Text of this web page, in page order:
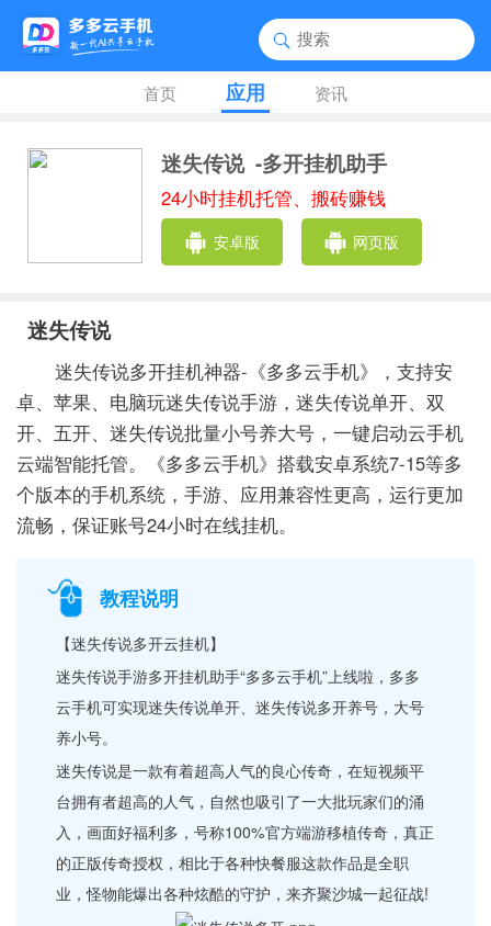
首页 应用 资讯
迷失传说 -多开挂机助手
24小时挂机托管、搬砖赚钱
安卓版 网页版
迷失传说
迷失传说多开挂机神器-《多多云手机》，支持安
卓、苹果、电脑玩迷失传说手游，迷失传说单开、双
开、五开、迷失传说批量小号养大号，一键启动云手机
云端智能托管。《多多云手机》搭载安卓系统7-15等多
个版本的手机系统，手游、应用兼容性更高，运行更加
流畅，保证账号24小时在线挂机。
教程说明
【迷失传说多开云挂机】
迷失传说手游多开挂机助手“多多云手机”上线啦，多多
云手机可实现迷失传说单开、迷失传说多开养号，大号
养小号。
迷失传说是一款有着超高人气的良心传奇，在短视频平
台拥有者超高的人气，自然也吸引了一大批玩家们的涌
入，画面好福利多，号称100%官方端游移植传奇，真正
的正版传奇授权，相比于各种快餐服这款作品是全职
业，怪物能爆出各种炫酷的守护，来齐聚沙城一起征战!